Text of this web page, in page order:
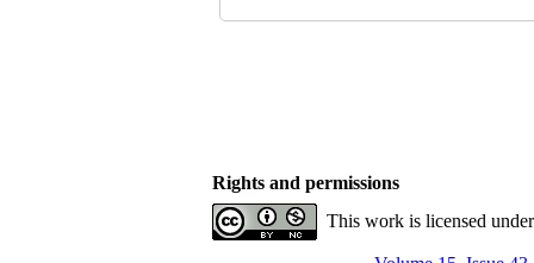
Rights and permissions
This work is licensed